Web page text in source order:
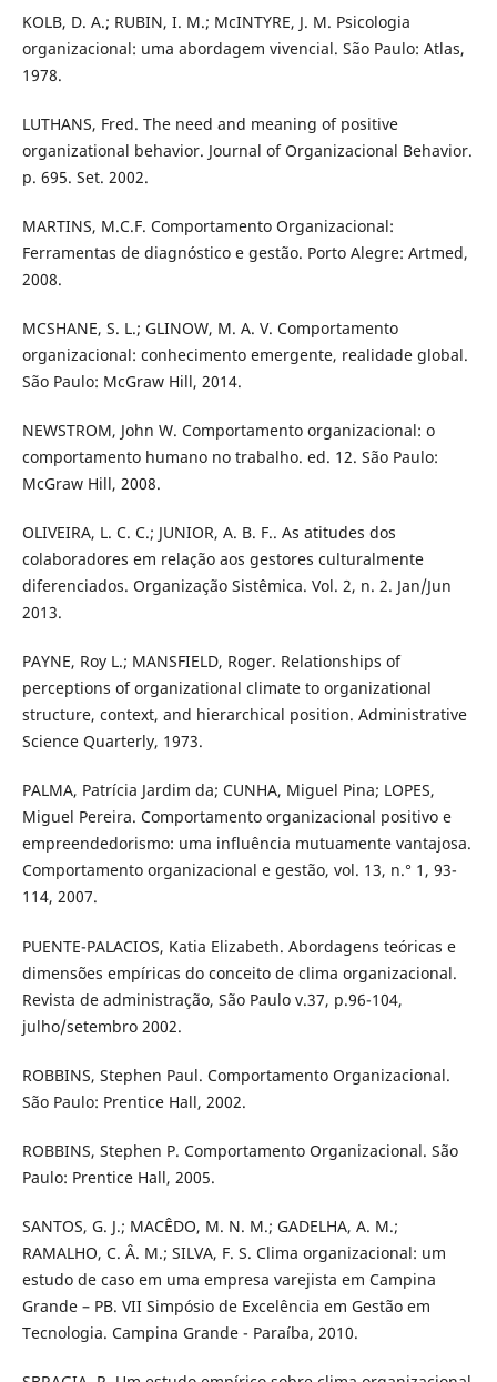
KOLB, D. A.; RUBIN, I. M.; McINTYRE, J. M. Psicologia
organizacional: uma abordagem vivencial. São Paulo: Atlas,
1978.
LUTHANS, Fred. The need and meaning of positive
organizational behavior. Journal of Organizacional Behavior.
p. 695. Set. 2002.
MARTINS, M.C.F. Comportamento Organizacional:
Ferramentas de diagnóstico e gestão. Porto Alegre: Artmed,
2008.
MCSHANE, S. L.; GLINOW, M. A. V. Comportamento
organizacional: conhecimento emergente, realidade global.
São Paulo: McGraw Hill, 2014.
NEWSTROM, John W. Comportamento organizacional: o
comportamento humano no trabalho. ed. 12. São Paulo:
McGraw Hill, 2008.
OLIVEIRA, L. C. C.; JUNIOR, A. B. F.. As atitudes dos
colaboradores em relação aos gestores culturalmente
diferenciados. Organização Sistêmica. Vol. 2, n. 2. Jan/Jun
2013.
PAYNE, Roy L.; MANSFIELD, Roger. Relationships of
perceptions of organizational climate to organizational
structure, context, and hierarchical position. Administrative
Science Quarterly, 1973.
PALMA, Patrícia Jardim da; CUNHA, Miguel Pina; LOPES,
Miguel Pereira. Comportamento organizacional positivo e
empreendedorismo: uma influência mutuamente vantajosa.
Comportamento organizacional e gestão, vol. 13, n.° 1, 93-
114, 2007.
PUENTE-PALACIOS, Katia Elizabeth. Abordagens teóricas e
dimensões empíricas do conceito de clima organizacional.
Revista de administração, São Paulo v.37, p.96-104,
julho/setembro 2002.
ROBBINS, Stephen Paul. Comportamento Organizacional.
São Paulo: Prentice Hall, 2002.
ROBBINS, Stephen P. Comportamento Organizacional. São
Paulo: Prentice Hall, 2005.
SANTOS, G. J.; MACÊDO, M. N. M.; GADELHA, A. M.;
RAMALHO, C. Â. M.; SILVA, F. S. Clima organizacional: um
estudo de caso em uma empresa varejista em Campina
Grande – PB. VII Simpósio de Excelência em Gestão em
Tecnologia. Campina Grande - Paraíba, 2010.